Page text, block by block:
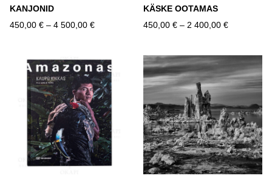
KANJONID
450,00 € – 4 500,00 €
KÄSKE OOTAMAS
450,00 € – 2 400,00 €